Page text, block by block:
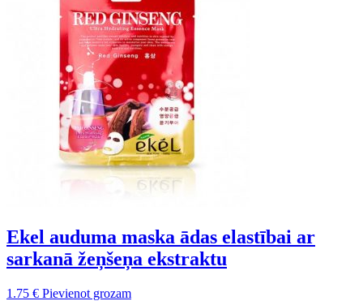
Ekel auduma maska ādas elastībai ar
sarkanā žeņšeņa ekstraktu
1.75 € Pievienot grozam